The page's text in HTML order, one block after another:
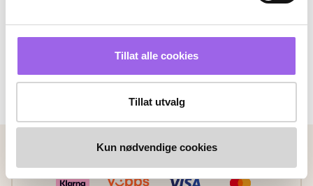
Tillat alle cookies
Tillat utvalg
Kun nødvendige cookies
Betalingsmetoder
FakturaVippsKortbetaling